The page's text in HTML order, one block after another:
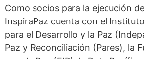
Como socios para la ejecución
InspiraPaz cuenta con el
para el Desarrollo y la Paz
Paz y Reconciliación (Pares), la